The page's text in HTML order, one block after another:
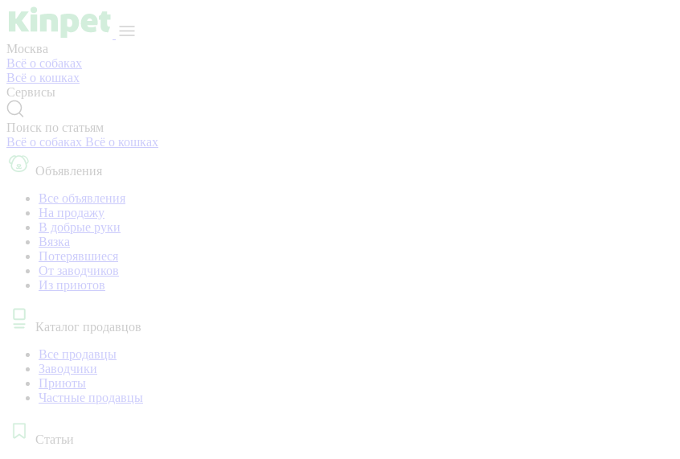
Москва
Всё о собаках
Всё о кошках
Сервисы
Поиск по статьям
Всё о собаках Всё о кошках
Объявления
Все объявления
На продажу
В добрые руки
Вязка
Потерявшиеся
От заводчиков
Из приютов
Каталог продавцов
Все продавцы
Заводчики
Приюты
Частные продавцы
Статьи